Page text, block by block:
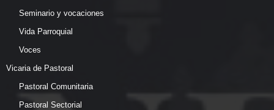
Seminario y vocaciones
Vida Parroquial
Voces
Vicaria de Pastoral
Pastoral Comunitaria
Pastoral Sectorial